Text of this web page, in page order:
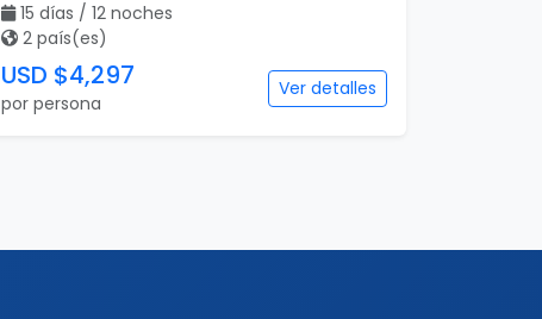
15 días / 12 noches
2 país(es)
USD $4,297
por persona
Ver detalles